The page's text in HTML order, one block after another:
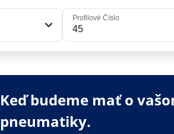
Profilové Číslo
45
Keď budeme mať o
pneumatiky.